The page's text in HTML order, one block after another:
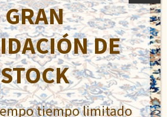
Ziegler
El
El
GRAN
DE
STOCK
tiempo limitado